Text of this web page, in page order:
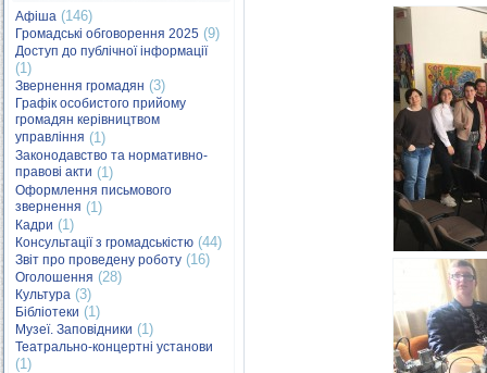
Афіша (146)
Громадські обговорення 2025 (9)
Доступ до публічної інформації
(1)
Звернення громадян (3)
Графік особистого прийому
громадян керівництвом
управління (1)
Законодавство та нормативно-
правові акти (1)
Оформлення письмового
звернення (1)
Кадри (1)
Консультації з громадськістю (44)
Звіт про проведену роботу (16)
Оголошення (28)
Культура (3)
Бібліотеки (1)
Музеї. Заповідники (1)
Театрально-концертні установи
(1)